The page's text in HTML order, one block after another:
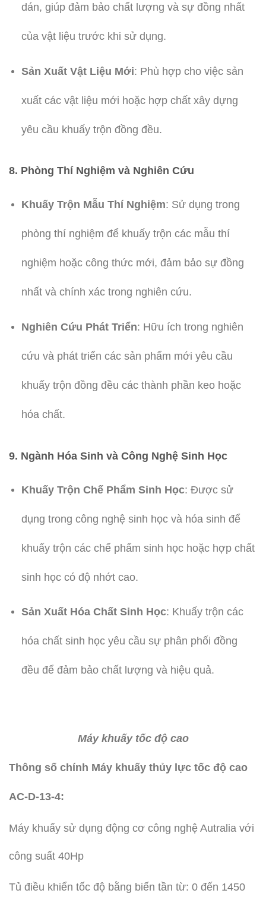
dán, giúp đảm bảo chất lượng và sự đồng nhất
của vật liệu trước khi sử dụng.
Sản Xuất Vật Liệu Mới: Phù hợp cho việc sản
xuất các vật liệu mới hoặc hợp chất xây dựng
yêu cầu khuấy trộn đồng đều.
8. Phòng Thí Nghiệm và Nghiên Cứu
Khuấy Trộn Mẫu Thí Nghiệm: Sử dụng trong
phòng thí nghiệm để khuấy trộn các mẫu thí
nghiệm hoặc công thức mới, đảm bảo sự đồng
nhất và chính xác trong nghiên cứu.
Nghiên Cứu Phát Triển: Hữu ích trong nghiên
cứu và phát triển các sản phẩm mới yêu cầu
khuấy trộn đồng đều các thành phần keo hoặc
hóa chất.
9. Ngành Hóa Sinh và Công Nghệ Sinh Học
Khuấy Trộn Chế Phẩm Sinh Học: Được sử
dụng trong công nghệ sinh học và hóa sinh để
khuấy trộn các chế phẩm sinh học hoặc hợp chất
sinh học có độ nhớt cao.
Sản Xuất Hóa Chất Sinh Học: Khuấy trộn các
hóa chất sinh học yêu cầu sự phân phối đồng
đều để đảm bảo chất lượng và hiệu quả.
Máy khuấy tốc độ cao
Thông số chính Máy khuấy thủy lực tốc độ cao
AC-D-13-4:
Máy khuấy sử dụng động cơ công nghệ Autralia với
công suất 40Hp
Tủ điều khiển tốc độ bằng biến tần từ: 0 đến 1450